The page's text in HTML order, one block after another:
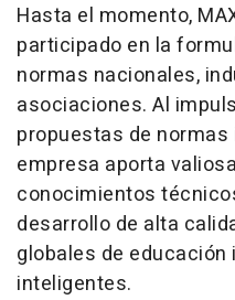
Hasta el momento,
participado en la
normas nacionales,
asociaciones. Al
propuestas de normas
empresa aporta
conocimientos
desarrollo de alta
globales de
inteligentes.